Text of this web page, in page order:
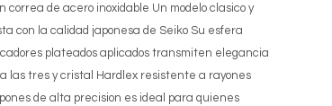
correa de acero inoxidable Un modelo clasico y
con la calidad japonesa de Seiko Su esfera
plateados aplicados transmiten elegancia
las tres y cristal Hardlex resistente a rayones
de alta precision es ideal para quienes